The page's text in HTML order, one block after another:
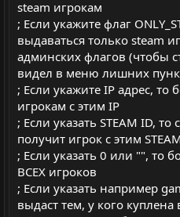
steam игрокам
; Если укажите флаг
выдаваться только steam
админских флагов (чтобы
видел в меню лишних
; Если укажите IP адрес, то
игрокам с этим IP
; Если указать STEAM ID,
получит игрок с этим
; Если указать 0 или "", то
ВСЕХ игроков
; Если указать например
выдаст тем, у кого куплена